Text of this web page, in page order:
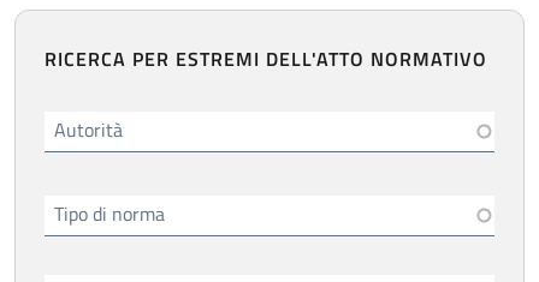
RICERCA PER ESTREMI DELL'ATTO NORMATIVO
Autorità
Tipo di norma